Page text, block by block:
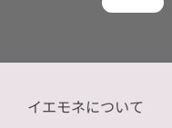
イエモネについて